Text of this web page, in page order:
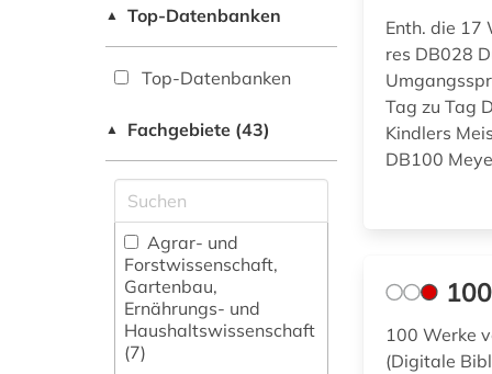
▲ Top-Datenbanken
Top-Datenbanken
▲ Fachgebiete (43)
Agrar- und
Forstwissenschaft,
Gartenbau,
Ernährungs- und
Haushaltswissenschaft
(7)
Enth. die 17
res DB028
Tag zu Tag
Kindlers
DB100
100 Werke
(Digitale